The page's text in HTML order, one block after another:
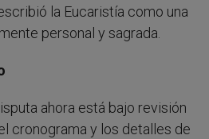
la Eucaristía como una
personal y sagrada.
ahora está bajo revisión
cronograma y los detalles de